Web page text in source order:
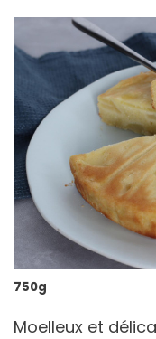
750g
Moelleux et